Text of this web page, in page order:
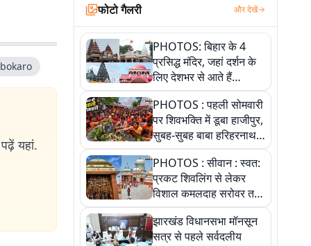
यहां.
फोटो गैलरी और देखें
PHOTOS: बिहार के 4
प्रसिद्ध मंदिर, जहां दर्शन के
लिए देशभर से आते हैं
श्रद्धालु, जानिए इनकी
खासियत
PHOTOS : पहली सोमवारी
पर शिवभक्ति में डूबा हाजीपुर,
सुबह-सुबह बाबा हरिहरनाथ
मंदिर पहुंचे तेजस्वी, 10
तस्वीरों में देखें नजारा
PHOTOS : सीवान : स्वत:
प्रकट शिवलिंग से लेकर
विशाल कमलदाह सरोवर तक,
10 तस्वीरों में देखें ऐतिहासिक
महेंद्रनाथ मंदिर और घंटाघर
की गाथा
झारखंड विधानसभा मॉनसून
सत्र से पहले सर्वदलीय